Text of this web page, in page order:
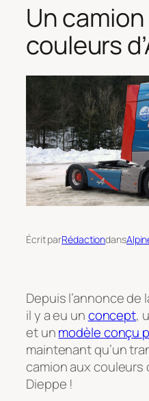
Un
couleurs
Écrit parRédactiondans
Depuis l’annonce de
il y a eu unconcept,
et unmodèle conçu
maintenant qu’un
camion aux couleurs
Dieppe !